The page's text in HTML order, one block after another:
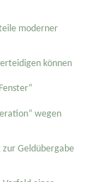
moderner
können
wegen
Geldübergabe